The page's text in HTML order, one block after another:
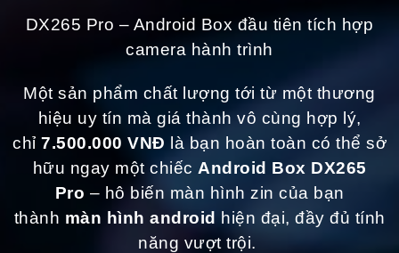
DX265 Pro – Android Box đầu tiên tích hợp
camera hành trình
Một sản phẩm chất lượng tới từ một thương
hiệu uy tín mà giá thành vô cùng hợp lý,
chỉ 7.500.000 VNĐ là bạn hoàn toàn có thể sở
hữu ngay một chiếc Android Box DX265
Pro – hô biến màn hình zin của bạn
thành màn hình android hiện đại, đầy đủ tính
năng vượt trội.